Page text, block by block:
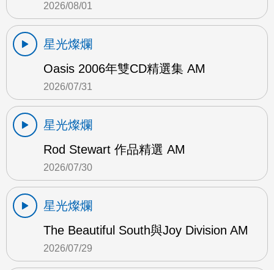
2026/08/01
星光燦爛
Oasis 2006年雙CD精選集 AM
2026/07/31
星光燦爛
Rod Stewart 作品精選 AM
2026/07/30
星光燦爛
The Beautiful South與Joy Division AM
2026/07/29